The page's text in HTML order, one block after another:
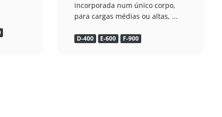
incorporada num único corpo,
para cargas médias ou altas, ...
D-400 E-600 F-900